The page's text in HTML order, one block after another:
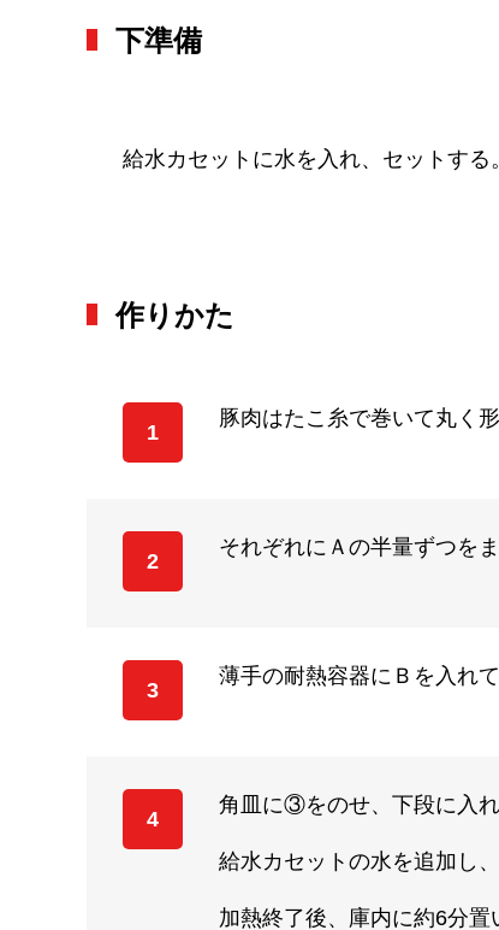
下準備
給水カセットに水を入れ、セットする。
作りかた
1
豚肉はたこ糸で巻いて丸く形
2
それぞれにＡの半量ずつを
3
薄手の耐熱容器にＢを入れ
4
角皿に③をのせ、下段に入
給水カセットの水を追加
加熱終了後、庫内に約6分置